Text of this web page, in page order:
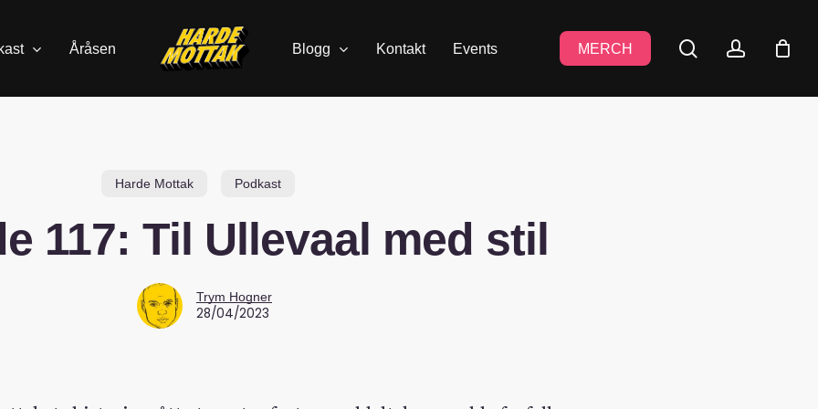
Åråsen Blogg Kontakt Events MERCH search
Harde Mottak Podkast
117: Til Ullevaal med stil
Trym Hogner
28/04/2023